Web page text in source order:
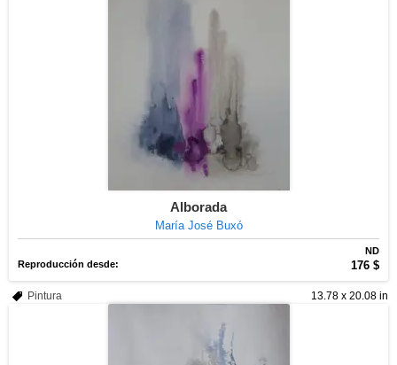
Alborada
María José Buxó
ND
Reproducción desde:
176 $
13.78 x 20.08 in
Pintura